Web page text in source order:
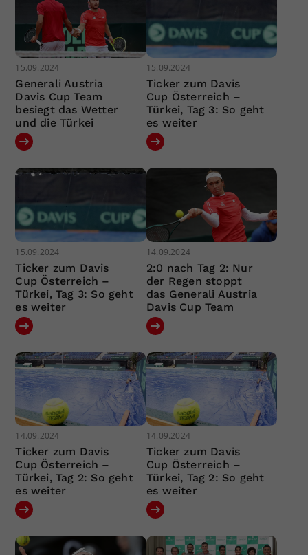
15.09.2024
Generali Austria
Davis Cup Team
besiegt das Wetter
und die Türkei
15.09.2024
Ticker zum Davis
Cup Österreich –
Türkei, Tag 3: So geht
es weiter
15.09.2024
Ticker zum Davis
Cup Österreich –
Türkei, Tag 3: So geht
es weiter
14.09.2024
2:0 nach Tag 2: Nur
der Regen stoppt
das Generali Austria
Davis Cup Team
14.09.2024
Ticker zum Davis
Cup Österreich –
Türkei, Tag 2: So geht
es weiter
14.09.2024
Ticker zum Davis
Cup Österreich –
Türkei, Tag 2: So geht
es weiter